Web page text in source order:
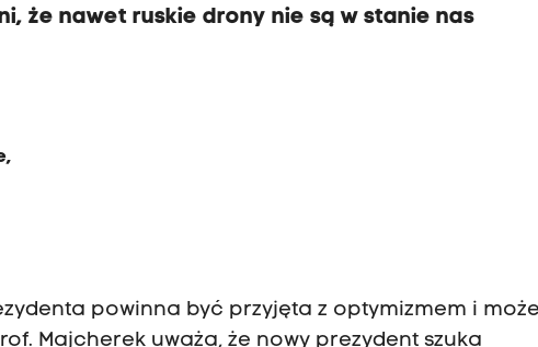
że nawet ruskie drony nie są w stanie nas
powinna być przyjęta z optymizmem i może
Majcherek uważa, że nowy prezydent szuka